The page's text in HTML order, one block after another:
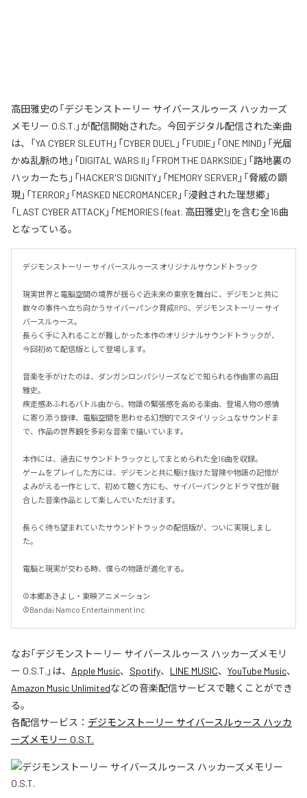
高田雅史の「デジモンストーリー サイバースルゥース ハッカーズ
メモリー O.S.T.」が配信開始された。今回デジタル配信された楽曲
は、「YA CYBER SLEUTH」「CYBER DUEL」「FUDIE」「ONE MIND」「光届
かぬ乱脈の地」「DIGITAL WARS II」「FROM THE DARKSIDE」「路地裏の
ハッカーたち」「HACKER'S DIGNITY」「MEMORY SERVER」「脅威の顕
現」「TERROR」「MASKED NECROMANCER」「浸蝕された理想郷」
「LAST CYBER ATTACK」「MEMORIES (feat. 高田雅史)」を含む全16曲
となっている。
デジモンストーリー サイバースルゥース オリジナルサウンドトラック
現実世界と電脳空間の境界が揺らぐ近未来の東京を舞台に、デジモンと共に
数々の事件へ立ち向かうサイバーパンク育成RPG、デジモンストーリー サイ
バースルゥース。
長らく手に入れることが難しかった本作のオリジナルサウンドトラックが、
今回初めて配信版として登場します。
音楽を手がけたのは、ダンガンロンパシリーズなどで知られる作曲家の高田
雅史。
疾走感あふれるバトル曲から、物語の緊張感を高める楽曲、登場人物の感情
に寄り添う旋律、電脳空間を思わせる幻想的でスタイリッシュなサウンドま
で、作品の世界観を多彩な音楽で描いています。
本作には、過去にサウンドトラックとしてまとめられた全16曲を収録。
ゲームをプレイした方には、デジモンと共に駆け抜けた冒険や物語の記憶が
よみがえる一作として、初めて聴く方にも、サイバーパンクとドラマ性が融
合した音楽作品として楽しんでいただけます。
長らく待ち望まれていたサウンドトラックの配信版が、ついに実現しまし
た。
電脳と現実が交わる時、僕らの物語が進化する。
©本郷あきよし・東映アニメーション
©Bandai Namco Entertainment Inc.
なお「デジモンストーリー サイバースルゥース ハッカーズメモリ
ー O.S.T. 」は、 Apple Music、 Spotify、 LINE MUSIC、 YouTube Music、
Amazon Music Unlimitedなどの音楽配信サービスで聴くことができ
る。
各配信サービス： デジモンストーリー サイバースルゥース ハッカ
ーズメモリー O.S.T.